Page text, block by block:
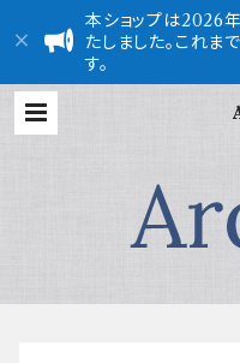
本ショップは2026
たしました。これま
す。